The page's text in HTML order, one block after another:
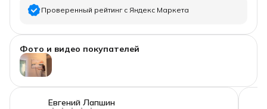
Проверенный рейтинг с Яндекс Маркета
5 звёзд
1
4 звезды
3
звезды
2 звезды
0
звезда
Фото и видео покупателей
Евгений Лапшин